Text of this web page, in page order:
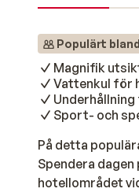
Populärt
Magnifik
Vattenkul för
Sport- och
På detta
Spendera
hotellområdet